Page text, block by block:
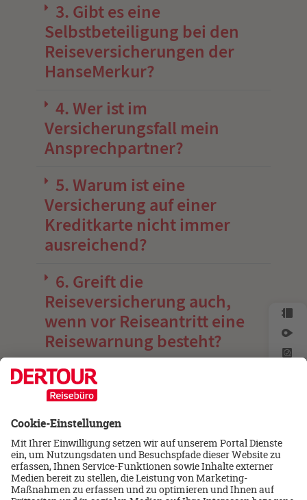
3. Gibt es eine
Selbstbeteiligung bei den
Reiseversicherungen der
HanseMerkur?
4. Wer ist im
Versicherungsfall mein
Ansprechpartner?
5. Warum ist eine
Versicherung auf einer
Kreditkarte nicht immer
ausreichend?
6. Greift die
Reiseversicherung auch,
wenn vor Reiseantritt eine
Reisewarnung besteht?
7. Wer ist durch den
Abschluss einer
Reiseversicherung bei
DERTOUR Reisebüro
versichert?
8. Bis wann kann ich eine